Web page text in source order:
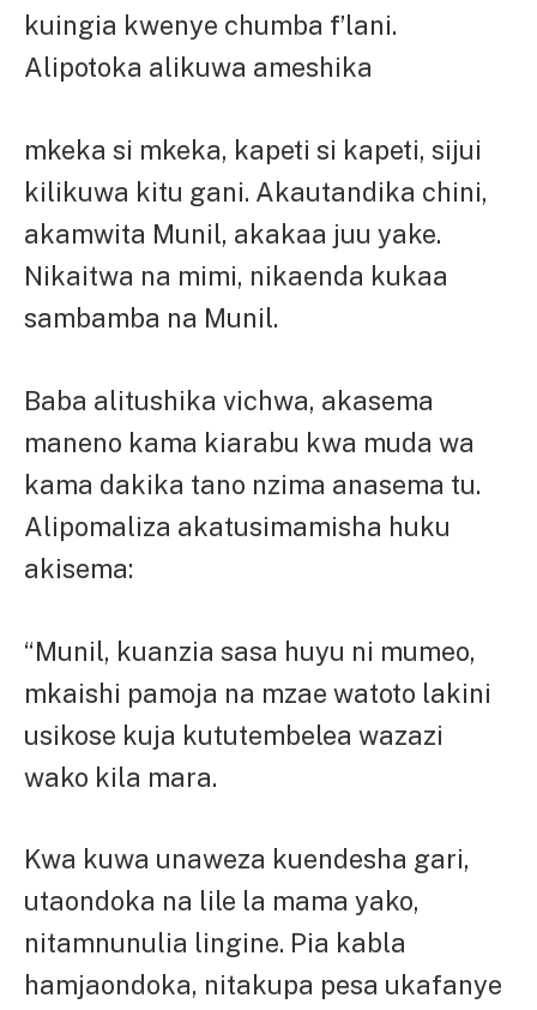
kuingia kwenye chumba f’lani.
Alipotoka alikuwa ameshika
mkeka si mkeka, kapeti si kapeti, sijui
kilikuwa kitu gani. Akautandika chini,
akamwita Munil, akakaa juu yake.
Nikaitwa na mimi, nikaenda kukaa
sambamba na Munil.
Baba alitushika vichwa, akasema
maneno kama kiarabu kwa muda wa
kama dakika tano nzima anasema tu.
Alipomaliza akatusimamisha huku
akisema:
“Munil, kuanzia sasa huyu ni mumeo,
mkaishi pamoja na mzae watoto lakini
usikose kuja kututembelea wazazi
wako kila mara.
Kwa kuwa unaweza kuendesha gari,
utaondoka na lile la mama yako,
nitamnunulia lingine. Pia kabla
hamjaondoka, nitakupa pesa ukafanye